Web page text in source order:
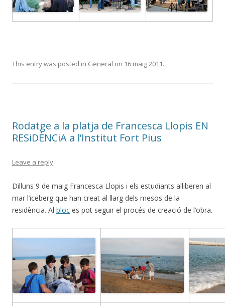
This entry was posted in General on 16 maig 2011.
Rodatge a la platja de Francesca Llopis EN
RESiDÈNCiA a l’Institut Fort Pius
Leave a reply
Dilluns 9 de maig Francesca Llopis i els estudiants alliberen al
mar l’iceberg que han creat al llarg dels mesos de la
residència. Al bloc es pot seguir el procés de creació de l’obra.